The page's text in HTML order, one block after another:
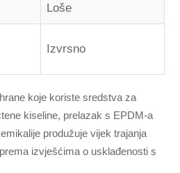
Loše
Izvrsno
koje koriste sredstva za
kiseline, prelazak s EPDM-a
produžuje vijek trajanja
izvješćima o usklađenosti s